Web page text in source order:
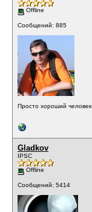
Offline
Сообщений: 885
Просто хороший человек
Gladkov
IPSC
Offline
Сообщений: 5414